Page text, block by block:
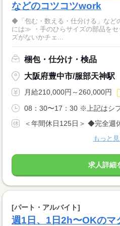
などのコツコツwork
◆「包む・数える・仕分ける」などの
には≫ ・手のひらサイズの部品を
ズがないかチェ...
梱包・仕分け・検品
大阪府豊中市/服部天神駅
月給210,000円～260,000円
08：30〜17：30 ※上記はシ
＜年間休日125日＞ ◆完全週
もっと
求人詳細
[パート・アルバイト]
週1日、1日2h〜OKのマ